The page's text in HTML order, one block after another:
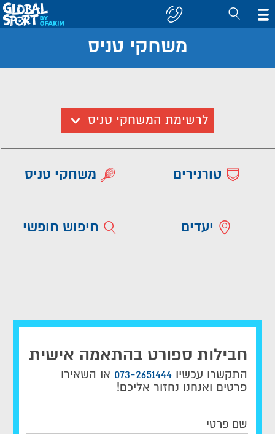
טורניר/יעד
משחקי טניס
לרשימת המשחקי טניס
טורנירים משחקי טניס
יעדים חיפוש חופשי
חבילות ספורט בהתאמה אישית
התקשרו עכשיו 073-2651444 או השאירו
פרטים ואנחנו נחזור אליכם!
שם פרטי